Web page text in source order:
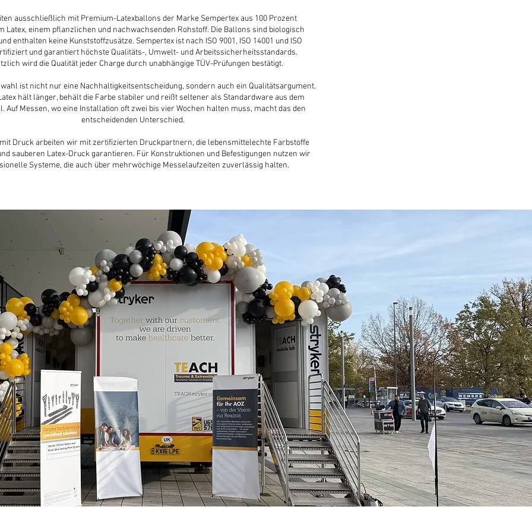
ausschließlich mit Premium-Latexballons der Marke Sempertex aus 100 Prozent
Latex, einem pflanzlichen und nachwachsenden Rohstoff. Die Ballons sind biologisch
enthalten keine Kunststoffzusätze. Sempertex ist nach ISO 9001, ISO 14001 und ISO
und garantiert höchste Qualitäts-, Umwelt- und Arbeitssicherheitsstandards.
wird die Qualität jeder Charge durch unabhängige TÜV-Prüfungen bestätigt.
ist nicht nur eine Nachhaltigkeitsentscheidung, sondern auch ein Qualitätsargument.
hält länger, behält die Farbe stabiler und reißt seltener als Standardware aus dem
Auf Messen, wo eine Installation oft zwei bis vier Wochen halten muss, macht das den
entscheidenden Unterschied.
Druck arbeiten wir mit zertifizierten Druckpartnern, die lebensmittelechte Farbstoffe
sauberen Latex-Druck garantieren. Für Konstruktionen und Befestigungen nutzen wir
Systeme, die auch über mehrwöchige Messelaufzeiten zuverlässig halten.